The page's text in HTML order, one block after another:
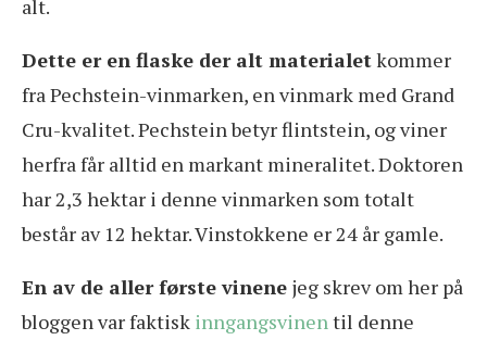
alt.
Dette er en flaske der alt materialetkommer
fra Pechstein-vinmarken, en vinmark med Grand
Cru-kvalitet. Pechstein betyr flintstein, og viner
herfra får alltid en markant mineralitet. Doktoren
har 2,3 hektar i denne vinmarken som totalt
består av 12 hektar. Vinstokkene er 24 år gamle.
En av de aller første vinene jeg skrev om her på
bloggen var faktisk inngangsvinentil denne